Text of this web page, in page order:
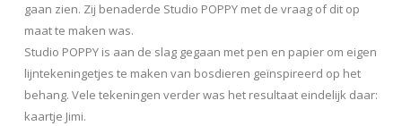
gaan zien. Zij benaderde Studio POPPY met de vraag of dit op
maat te maken was.
Studio POPPY is aan de slag gegaan met pen en papier om eigen
lijntekeningetjes te maken van bosdieren geïnspireerd op het
behang. Vele tekeningen verder was het resultaat eindelijk daar:
kaartje Jimi.